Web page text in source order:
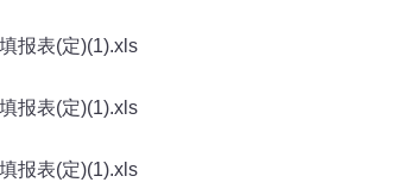
报表(定)(1).xls
报表(定)(1).xls
报表(定)(1).xls